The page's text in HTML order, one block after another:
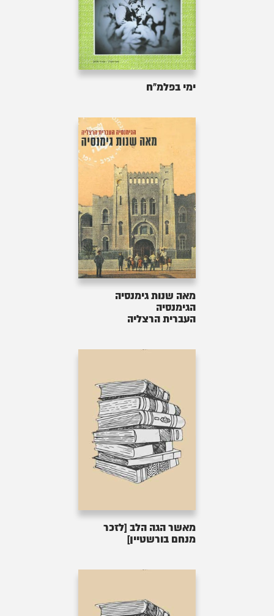
ימי בפלמ"ח
מאה שנות גימנסיה
הגימנסיה
העברית הרצליה
מאשר הגה הלב [לזכר
מנחם בורשטיין]